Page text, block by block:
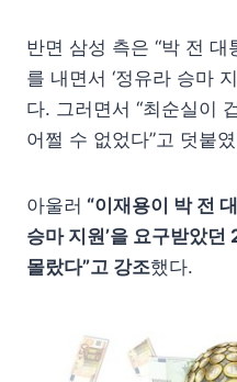
반면 삼성 측은 “박 전
를 내면서 ‘정유라 승마
다. 그러면서 “최순실이
어쩔 수 없었다”고 덧붙
아울러 “이재용이 박 전
승마 지원’을 요구받았
몰랐다”고 강조했다.